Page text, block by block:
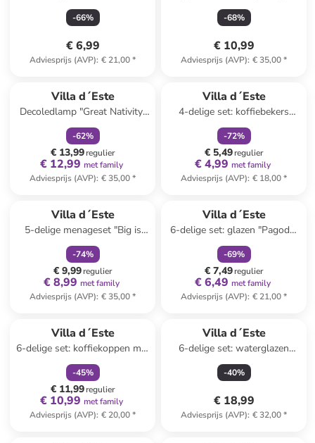
"Confusion" meerkleurig - 330
ml
-66%
€ 6,99
Adviesprijs (AVP): € 21,00*
(L)40 x (B)68 cm
-68%
€ 10,99
Adviesprijs (AVP): € 35,00*
Villa d´Este
Decoledlamp "Great Nativity"
wit/goudkleurig - (B)14,5 x
(H)24 x (D)9 cm
-62%
€ 13,99regulier
€ 12,99 met family
Adviesprijs (AVP): € 35,00*
Villa d´Este
4-delige set: koffiebekers
"Natoletto" meerkleurig - 100
ml
-72%
€ 5,49regulier
€ 4,99 met family
Adviesprijs (AVP): € 18,00*
Villa d´Este
5-delige menageset "Big is
more" zwart/wit
-74%
€ 9,99regulier
€ 8,99 met family
Adviesprijs (AVP): € 35,00*
Villa d´Este
6-delige set: glazen "Pagoda"
- 370 ml
-69%
€ 7,49regulier
€ 6,49 met family
Adviesprijs (AVP): € 21,00*
Villa d´Este
6-delige set: koffiekoppen met
schotels "Rametto"
wit/groen/rood - 100 ml
-45%
€ 11,99regulier
€ 10,99 met family
Adviesprijs (AVP): € 20,00*
Villa d´Este
6-delige set: waterglazen
"Unico" turquoise - 325 ml
-40%
€ 18,99
Adviesprijs (AVP): € 32,00*